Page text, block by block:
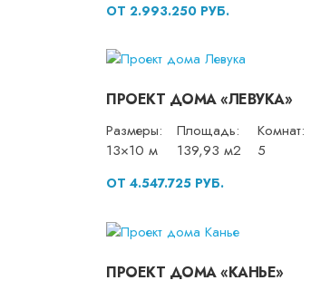
ОТ 2.993.250 РУБ.
ПРОЕКТ ДОМА «ЛЕВУКА»
Размеры:
13×10 м
Площадь:
139,93 м2
Комнат:
5
ОТ 4.547.725 РУБ.
ПРОЕКТ ДОМА «КАНЬЕ»